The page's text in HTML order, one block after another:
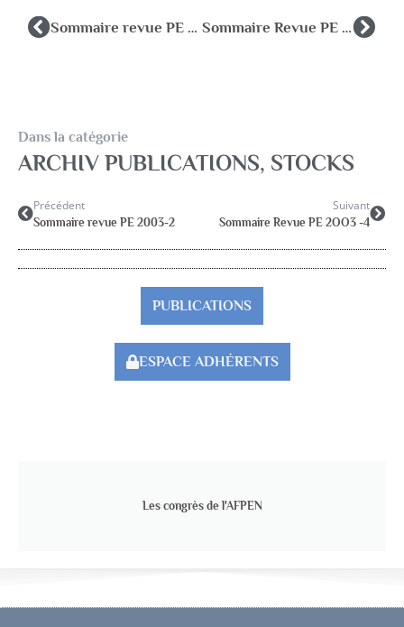
Sommaire revue PE 2003-2 Sommaire Revue PE 2OO3 -4
Dans la catégorie
ARCHIV PUBLICATIONS, STOCKS
Précédent
Sommaire revue PE 2003-2
Suivant
Sommaire Revue PE 2OO3 -4
PUBLICATIONS
ESPACE ADHÉRENTS
Les congrès de l'AFPEN